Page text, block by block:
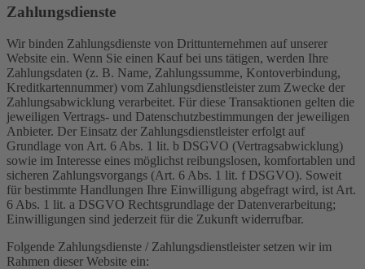
Zahlungsdienste
Wir binden Zahlungsdienste von Drittunternehmen auf unserer
Website ein. Wenn Sie einen Kauf bei uns tätigen, werden Ihre
Zahlungsdaten (z. B. Name, Zahlungssumme, Kontoverbindung,
Kreditkartennummer) vom Zahlungsdienstleister zum Zwecke der
Zahlungsabwicklung verarbeitet. Für diese Transaktionen gelten die
jeweiligen Vertrags- und Datenschutzbestimmungen der jeweiligen
Anbieter. Der Einsatz der Zahlungsdienstleister erfolgt auf
Grundlage von Art. 6 Abs. 1 lit. b DSGVO (Vertragsabwicklung)
sowie im Interesse eines möglichst reibungslosen, komfortablen und
sicheren Zahlungsvorgangs (Art. 6 Abs. 1 lit. f DSGVO). Soweit
für bestimmte Handlungen Ihre Einwilligung abgefragt wird, ist Art.
6 Abs. 1 lit. a DSGVO Rechtsgrundlage der Datenverarbeitung;
Einwilligungen sind jederzeit für die Zukunft widerrufbar.
Folgende Zahlungsdienste / Zahlungsdienstleister setzen wir im
Rahmen dieser Website ein: